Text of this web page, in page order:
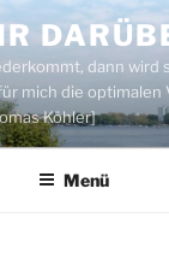
dann wird
mich die optimalen
Köhler]
Menü